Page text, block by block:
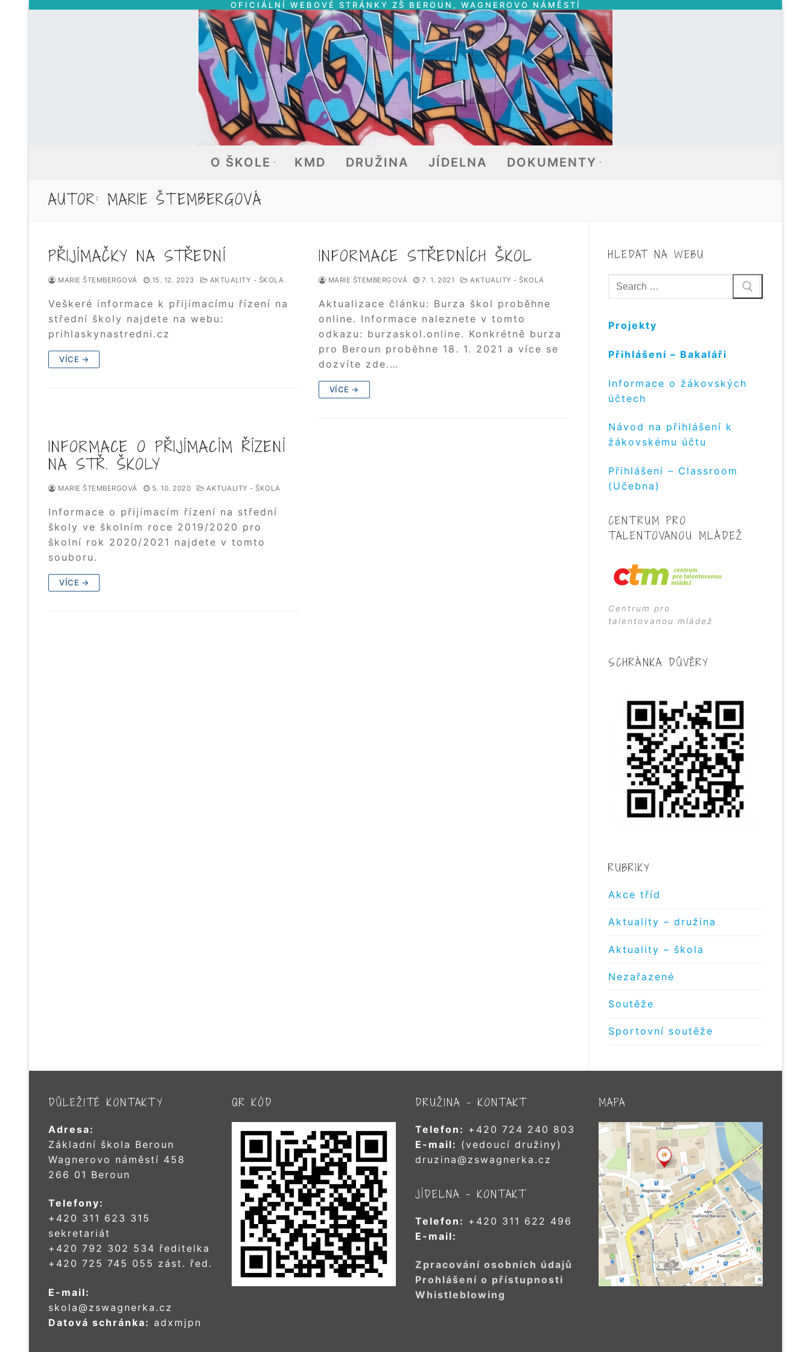
Přeskočit
OFICIÁLNÍ WEBOVÉ STRÁNKY ZŠ BEROUN, WAGNEROVO NÁMĚSTÍ
O ŠKOLE KMD DRUŽINA JÍDELNA DOKUMENTY
AUTOR: MARIE ŠTEMBERGOVÁ
PŘIJÍMAČKY NA STŘEDNÍ
MARIE ŠTEMBERGOVÁ 15. 12. 2023 AKTUALITY - ŠKOLA
Veškeré informace k přijímacímu řízení na
střední školy najdete na webu:
prihlaskynastredni.cz
VÍCE →
INFORMACE STŘEDNÍCH ŠKOL
MARIE ŠTEMBERGOVÁ 7. 1. 2021 AKTUALITY - ŠKOLA
Aktualizace článku: Burza škol proběhne
online. Informace naleznete v tomto
odkazu: burzaskol.online. Konkrétně burza
pro Beroun proběhne 18. 1. 2021 a více se
dozvíte zde.…
VÍCE →
INFORMACE O PŘIJÍMACÍM ŘÍZENÍ
NA STŘ. ŠKOLY
MARIE ŠTEMBERGOVÁ 5. 10. 2020 AKTUALITY - ŠKOLA
Informace o přijímacím řízení na střední
školy ve školním roce 2019/2020 pro
školní rok 2020/2021 najdete v tomto
souboru.
VÍCE →
HLEDAT NA WEBU
Hledat:
Projekty
Přihlášení – Bakaláři
Informace o žákovských
účtech
Návod na přihlášení k
žákovskému účtu
Přihlášení – Classroom
(Učebna)
CENTRUM PRO
TALENTOVANOU MLÁDEŽ
Centrum pro
talentovanou mládež
SCHRÁNKA DŮVĚRY
RUBRIKY
Akce tříd
Aktuality – družina
Aktuality – škola
Nezařazené
Soutěže
Sportovní soutěže
DŮLEŽITÉ KONTAKTY
Adresa:
Základní škola Beroun
Wagnerovo náměstí 458
266 01 Beroun
Telefony:
+420 311 623 315
sekretariát
+420 792 302 534 ředitelka
+420 725 745 055 zást. řed.
E-mail:
skola@zswagnerka.cz
Datová schránka: adxmjpn
QR KÓD DRUŽINA – KONTAKT
Telefon: +420 724 240 803
E-mail: (vedoucí družiny)
druzina@zswagnerka.cz
JÍDELNA – KONTAKT
Telefon: +420 311 622 496
E-mail:
Zpracování osobních údajů
Prohlášení o přístupnosti
Whistleblowing
MAPA